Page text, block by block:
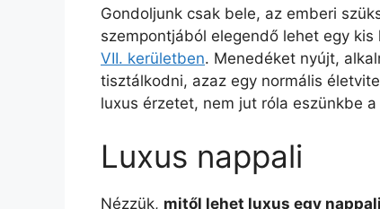
Gondoljunk csak bele, az emberi
szempontjából elegendő lehet egy
VII. kerületben. Menedéket nyújt,
tisztálkodni, azaz egy normális
luxus érzetet, nem jut róla eszünkbe
Luxus nappali
Nézzük, mitől lehet luxus egy nappali